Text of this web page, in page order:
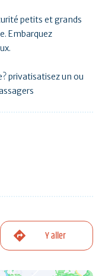
petits et grands
Embarquez
privatisatisez un ou
Y aller